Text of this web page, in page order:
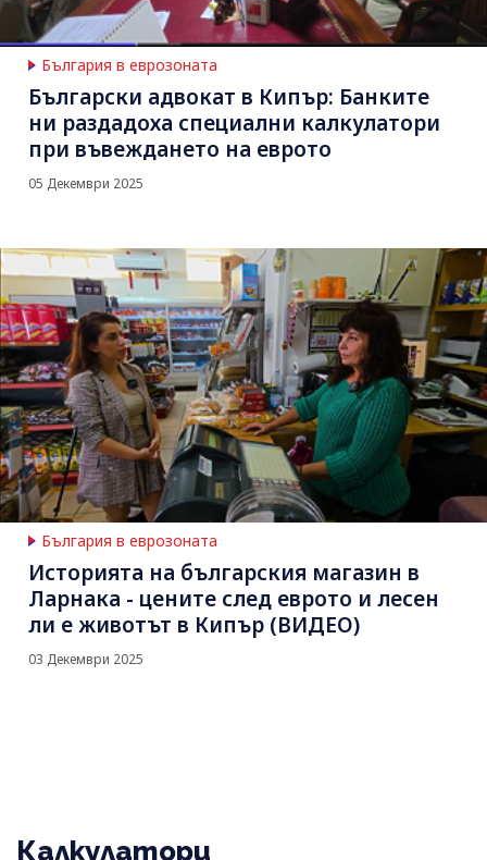
България в еврозоната
Български адвокат в Кипър: Банките
ни раздадоха специални калкулатори
при въвеждането на еврото
05 Декември 2025
България в еврозоната
Историята на българския магазин в
Ларнака - цените след еврото и лесен
ли е животът в Кипър (ВИДЕО)
03 Декември 2025
Калкулатори